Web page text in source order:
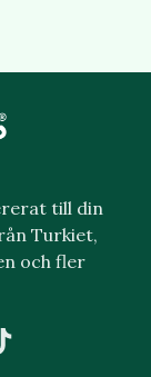
till din
Turkiet,
och fler